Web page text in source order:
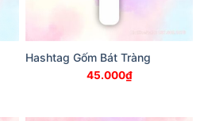
Hashtag Gốm Bát Tràng
45.000₫